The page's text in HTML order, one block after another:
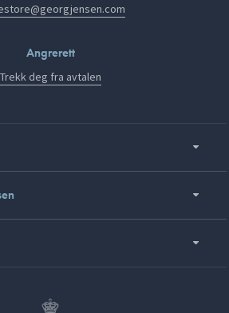
Angrerett
Trekk deg fra avtalen